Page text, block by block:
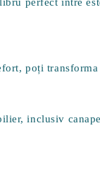
poți
inclusiv